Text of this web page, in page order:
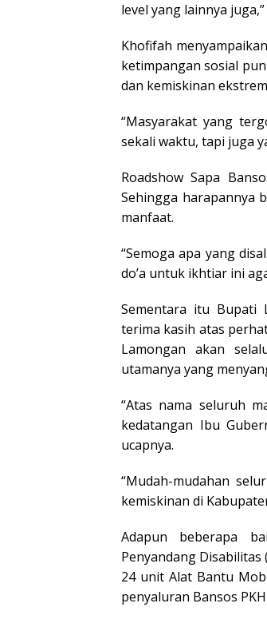
level yang lainnya
Khofifah
ketimpangan sosial
dan kemiskinan
“Masyarakat yang
sekali waktu, tapi juga
Roadshow Sapa
Sehingga harapannya
manfaat.
“Semoga apa yang
do’a untuk ikhtiar ini
Sementara itu Bupati
terima kasih atas
Lamongan akan
utamanya yang
“Atas nama seluruh
kedatangan Ibu
ucapnya.
“Mudah-mudahan
kemiskinan di
Adapun beberapa
Penyandang Disabilitas
24 unit Alat Bantu
penyaluran Bansos